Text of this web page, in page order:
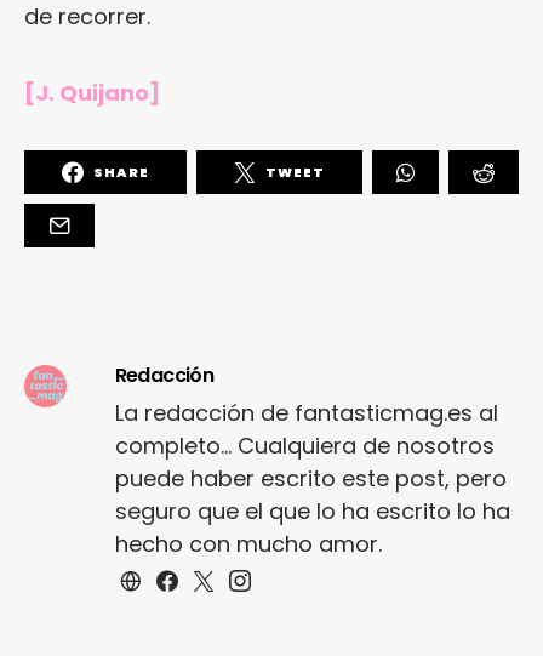
de recorrer.
[J. Quijano]
SHARE TWEET
Redacción
La redacción de fantasticmag.es al
completo... Cualquiera de nosotros
puede haber escrito este post, pero
seguro que el que lo ha escrito lo ha
hecho con mucho amor.